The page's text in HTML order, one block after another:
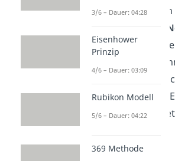
Wenn du
großes
aufzubauen.
und
verschiedenen
zusammenarbeiten.
eine
beruflichen Erfolg.
3/6 – Dauer: 04:28
Eisenhower
Prinzip
4/6 – Dauer: 03:09
Rubikon Modell
5/6 – Dauer: 04:22
369 Methode